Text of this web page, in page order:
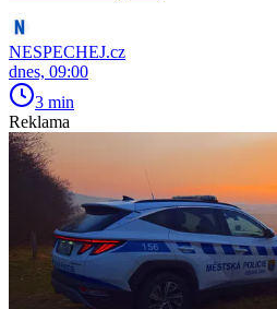
NESPECHEJ.cz
dnes, 09:00
3 min
Reklama